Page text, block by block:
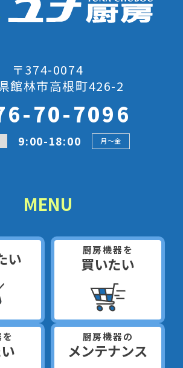
〒374-0074
館林市高根町426-2
70-7096
9:00-18:00 月～金
MENU
い 厨房機器を
買いたい
厨房機器の
メンテナンス